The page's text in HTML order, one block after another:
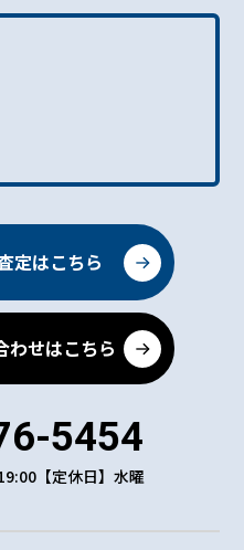
定はこちら
わせはこちら
5454
【定休日】水曜